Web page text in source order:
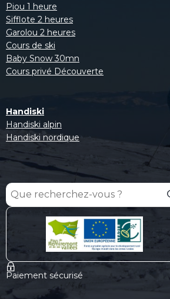
Piou 1 heure
Sifflote 2 heures
Garolou 2 heures
Cours de ski
Baby Snow 30mn
Cours privé Découverte
Handiski
Handiski alpin
Handiski nordique
Paiement sécurisé